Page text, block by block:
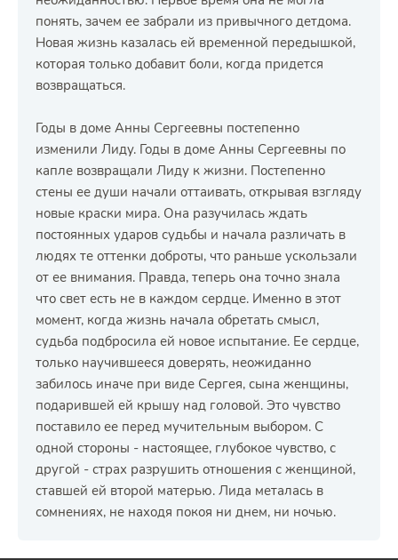
понять, зачем ее забрали из привычного детдома.
Новая жизнь казалась ей временной передышкой,
которая только добавит боли, когда придется
возвращаться.
Годы в доме Анны Сергеевны постепенно
изменили Лиду. Годы в доме Анны Сергеевны по
капле возвращали Лиду к жизни. Постепенно
стены ее души начали оттаивать, открывая взгляду
новые краски мира. Она разучилась ждать
постоянных ударов судьбы и начала различать в
людях те оттенки доброты, что раньше ускользали
от ее внимания. Правда, теперь она точно знала
что свет есть не в каждом сердце. Именно в этот
момент, когда жизнь начала обретать смысл,
судьба подбросила ей новое испытание. Ее сердце,
только научившееся доверять, неожиданно
забилось иначе при виде Сергея, сына женщины,
подарившей ей крышу над головой. Это чувство
поставило ее перед мучительным выбором. С
одной стороны - настоящее, глубокое чувство, с
другой - страх разрушить отношения с женщиной,
ставшей ей второй матерью. Лида металась в
сомнениях, не находя покоя ни днем, ни ночью.